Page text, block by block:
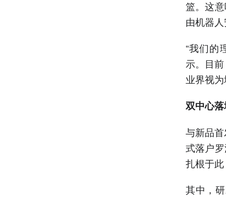
篮。这
由机器
“我们的
示。目
业界视
双中心
与新品
式落户
扎根于
其中，